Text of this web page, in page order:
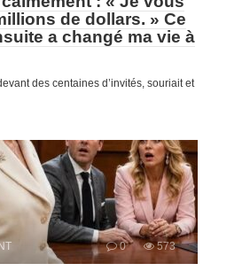
de dollars. » Ce
a changé ma vie à
des centaines d’invités, souriait et
0 573